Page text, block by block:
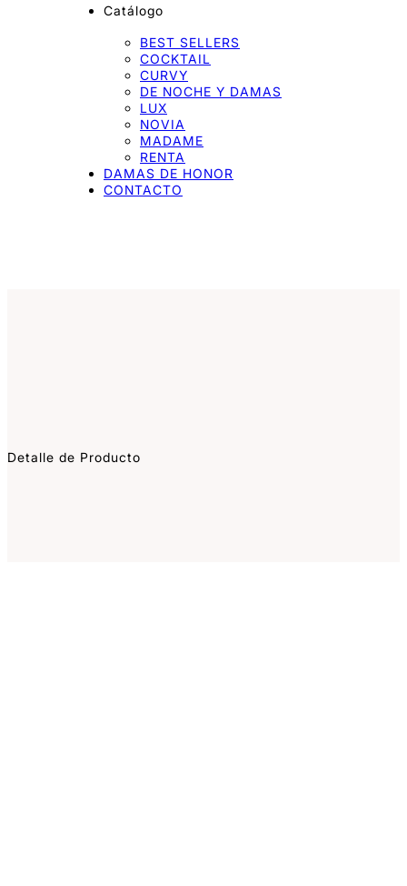
Catálogo
BEST SELLERS
COCKTAIL
CURVY
DE NOCHE Y DAMAS
LUX
NOVIA
MADAME
RENTA
DAMAS DE HONOR
CONTACTO
Detalle de Producto